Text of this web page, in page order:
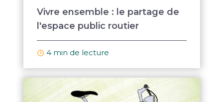
Vivre ensemble : le partage de
l'espace public routier
4 min de lecture